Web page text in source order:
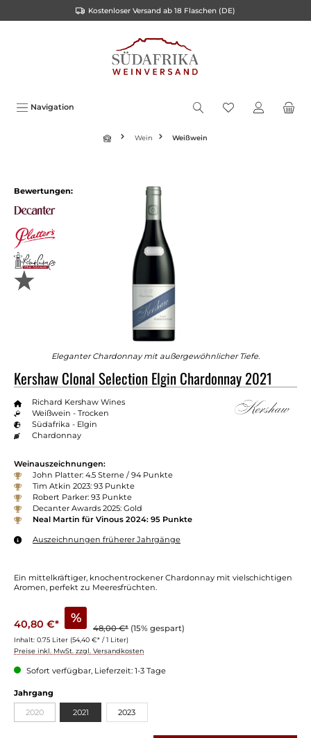
Kostenloser Versand ab 18 Flaschen (DE)
Navigation
Wein Weißwein
Bewertungen:
Eleganter Chardonnay mit außergewöhnlicher Tiefe.
Kershaw Clonal Selection Elgin Chardonnay 2021
Richard Kershaw Wines
Weißwein - Trocken
Südafrika - Elgin
Chardonnay
Weinauszeichnungen:
John Platter: 4.5 Sterne / 94 Punkte
Tim Atkin 2023: 93 Punkte
Robert Parker: 93 Punkte
Decanter Awards 2025: Gold
Neal Martin für Vinous 2024: 95 Punkte
Auszeichnungen früherer Jahrgänge
Ein mittelkräftiger, knochentrockener Chardonnay mit vielschichtigen
Aromen, perfekt zu Meeresfrüchten.
40,80 €* %
48,00 €* (15% gespart)
Inhalt: 0.75 Liter (54,40 €* / 1 Liter)
Preise inkl. MwSt. zzgl. Versandkosten
Sofort verfügbar, Lieferzeit: 1-3 Tage
Jahrgang
2020 2021 2023